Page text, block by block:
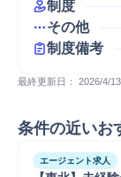
制度
その他
制度備考
最終更新日： 2026/4/13
条件の近いお
エージェント求人